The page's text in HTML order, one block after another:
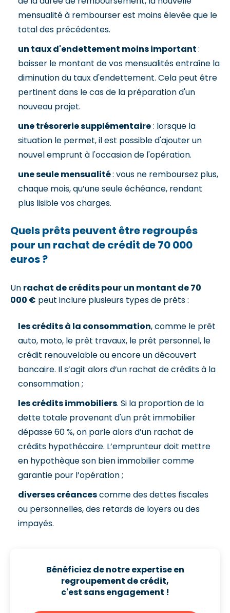
mensualité à rembourser est moins élevée que le
total des précédentes.
un taux d'endettement moins important:
baisser le montant de vos mensualités entraîne la
diminution du taux d'endettement. Cela peut être
pertinent dans le cas de la préparation d'un
nouveau projet.
une trésorerie supplémentaire: lorsque la
situation le permet, il est possible d'ajouter un
nouvel emprunt à l'occasion de l'opération.
une seule mensualité: vous ne remboursez plus,
chaque mois, qu’une seule échéance, rendant
plus lisible vos charges.
Quels prêts peuvent être regroupés
pour un rachat de crédit de 70 000
euros ?
Un rachat de crédits pour un montant de 70
000 € peut inclure plusieurs types de prêts :
les crédits à la consommation, comme le prêt
auto, moto, le prêt travaux, le prêt personnel, le
crédit renouvelable ou encore un découvert
bancaire. Il s’agit alors d’un rachat de crédits à la
consommation ;
les crédits immobiliers. Si la proportion de la
dette totale provenant d'un prêt immobilier
dépasse 60 %, on parle alors d’un rachat de
crédits hypothécaire. L’emprunteur doit mettre
en hypothèque son bien immobilier comme
garantie pour l’opération ;
diverses créancescomme des dettes fiscales
ou personnelles, des retards de loyers ou des
impayés.
Bénéficiez de notre expertise en
regroupement de crédit,
c'est sans engagement !